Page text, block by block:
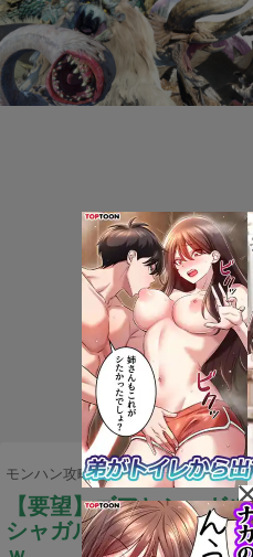
モンハン攻略まとめ隊 >ネタ・雑談 >
【要望】ゴアとシャガ
シャガルってマジモン